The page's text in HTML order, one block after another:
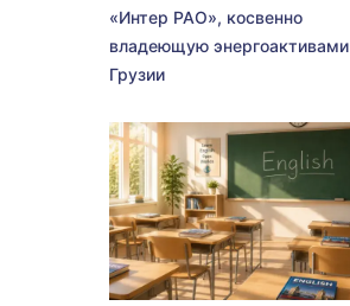
«Интер РАО», косвенно
владеющую энергоактивами
Грузии